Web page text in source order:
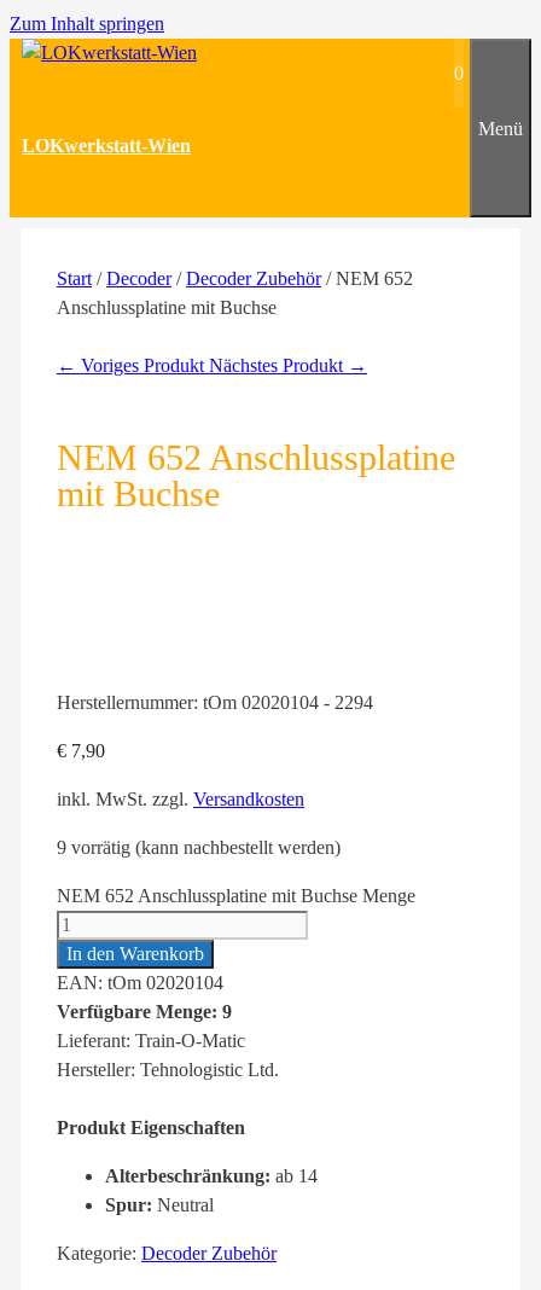
Zum Inhalt springen
LOKwerkstatt-Wien
0
Menü
Start /Decoder/Decoder Zubehör/ NEM 652
Anschlussplatine mit Buchse
← Voriges Produkt Nächstes Produkt →
NEM 652 Anschlussplatine
mit Buchse
Herstellernummer: tOm 02020104 - 2294
€ 7,90
inkl. MwSt. zzgl. Versandkosten
9 vorrätig (kann nachbestellt werden)
NEM 652 Anschlussplatine mit Buchse Menge
In den Warenkorb
EAN: tOm 02020104
Verfügbare Menge: 9
Lieferant: Train-O-Matic
Hersteller: Tehnologistic Ltd.
Produkt Eigenschaften
Alterbeschränkung: ab 14
Spur: Neutral
Kategorie: Decoder Zubehör